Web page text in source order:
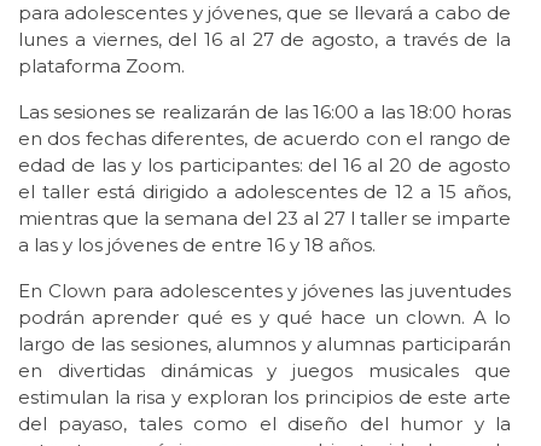
para adolescentes y jóvenes, que se llevará a cabo de
lunes a viernes, del 16 al 27 de agosto, a través de la
plataforma Zoom.
Las sesiones se realizarán de las 16:00 a las 18:00 horas
en dos fechas diferentes, de acuerdo con el rango de
edad de las y los participantes: del 16 al 20 de agosto
el taller está dirigido a adolescentes de 12 a 15 años,
mientras que la semana del 23 al 27 l taller se imparte
a las y los jóvenes de entre 16 y 18 años.
En Clown para adolescentes y jóvenes las juventudes
podrán aprender qué es y qué hace un clown. A lo
largo de las sesiones, alumnos y alumnas participarán
en divertidas dinámicas y juegos musicales que
estimulan la risa y exploran los principios de este arte
del payaso, tales como el diseño del humor y la